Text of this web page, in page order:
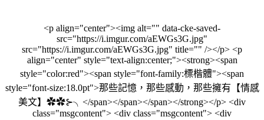
<p align="center"><img alt="" data-cke-saved-
src="https://i.imgur.com/aEWGs3G.jpg"
src="https://i.imgur.com/aEWGs3G.jpg" title="" /></p> <p
align="center" style="text-align:center;"><strong><span
style="color:red"><span style="font-family:標楷體"><span
style="font-size:18.0pt">那些記憶，那些感動，那些擁有【情感
美文】✿✿⊱╮</span></span></span></strong></p> <div
class="msgcontent"> <div class="msgcontent"> <div